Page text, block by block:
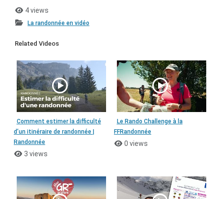
4 views
La randonnée en vidéo
Related Videos
Comment estimer la difficulté
d’un itinéraire de randonnée |
Randonnée
3 views
Le Rando Challenge à la
FFRandonnée
0 views